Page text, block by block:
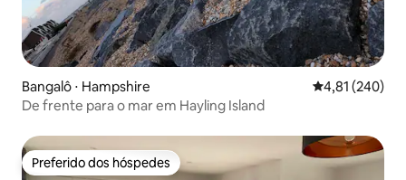
Bangalô ⋅ Hampshire 4,81 de uma
4,81 (240)
De frente para o mar em Hayling Island
Preferido dos hóspedes
Preferido dos hóspedes